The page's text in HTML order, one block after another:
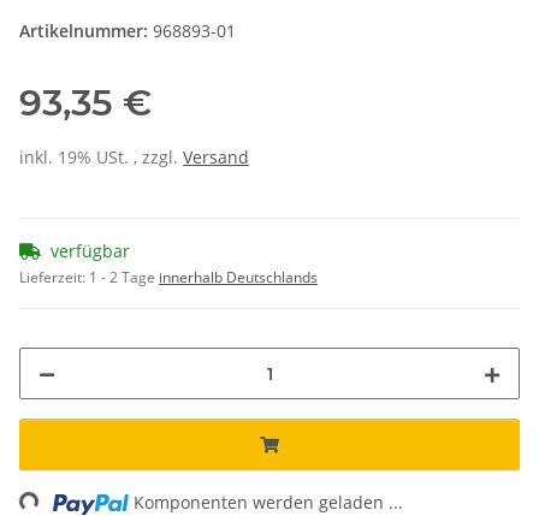
Artikelnummer: 968893-01
93,35 €
inkl. 19% USt. , zzgl. Versand
verfügbar
Lieferzeit: 1 - 2 Tage innerhalb Deutschlands
Komponenten werden geladen ...